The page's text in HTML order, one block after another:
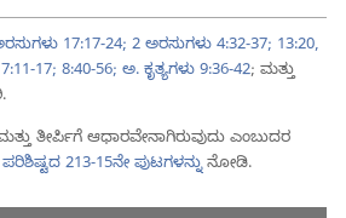
17:17-24; 2 ಅರಸುಗಳು 4:32-37; 13:20,
17; 8:40-56; ಅ. ಕೃತ್ಯಗಳು 9:36-42; ಮತ್ತು
ತೀರ್ಪಿಗೆ ಆಧಾರವೇನಾಗಿರುವುದು ಎಂಬುದರ
ಪರಿಶಿಷ್ಟದ 213-15ನೇ ಪುಟಗಳನ್ನುನೋಡಿ.